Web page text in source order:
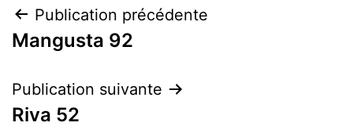
Navigation
de
l’article
Publication précédente
Mangusta 92
Publication suivante
Riva 52